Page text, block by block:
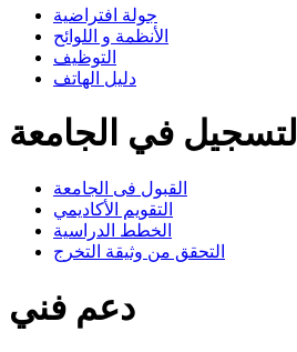
جولة افتراضية
الأنظمة و اللوائح
التوظيف
دليل الهاتف
التسجيل في الجامعة
القبول فى الجامعة
التقويم الأكاديمي
الخطط الدراسية
التحقق من وثيقة التخرج
دعم فني